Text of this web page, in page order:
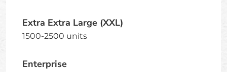
Extra Extra Large (XXL)
1500-2500 units
Enterprise